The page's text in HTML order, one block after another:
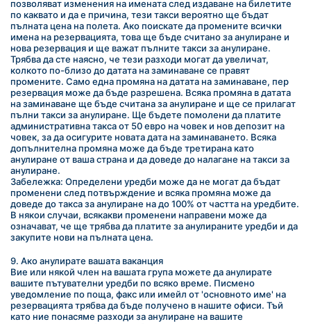
позволяват изменения на имената след издаване на билетите
по каквато и да е причина, тези такси вероятно ще бъдат
пълната цена на полета. Ако поискате да промените всички
имена на резервацията, това ще бъде считано за анулиране и
нова резервация и ще важат пълните такси за анулиране.
Трябва да сте наясно, че тези разходи могат да увеличат,
колкото по-близо до датата на заминаване се правят
промените. Само една промяна на датата на заминаване, пер
резервация може да бъде разрешена. Всяка промяна в датата
на заминаване ще бъде считана за анулиране и ще се прилагат
пълни такси за анулиране. Ще бъдете помолени да платите
административна такса от 50 евро на човек и нов депозит на
човек, за да осигурите новата дата на заминаването. Всяка
допълнителна промяна може да бъде третирана като
анулиране от ваша страна и да доведе до налагане на такси за
анулиране.
Забележка: Определени уредби може да не могат да бъдат
променени след потвърждение и всяка промяна може да
доведе до такса за анулиране на до 100% от частта на уредбите.
В някои случаи, всякакви променени направени може да
означават, че ще трябва да платите за анулираните уредби и да
закупите нови на пълната цена.
9. Ако анулирате вашата ваканция
Вие или някой член на вашата група можете да анулирате
вашите пътувателни уредби по всяко време. Писмено
уведомление по поща, факс или имейл от 'основното име' на
резервацията трябва да бъде получено в нашите офиси. Тъй
като ние понасяме разходи за анулиране на вашите